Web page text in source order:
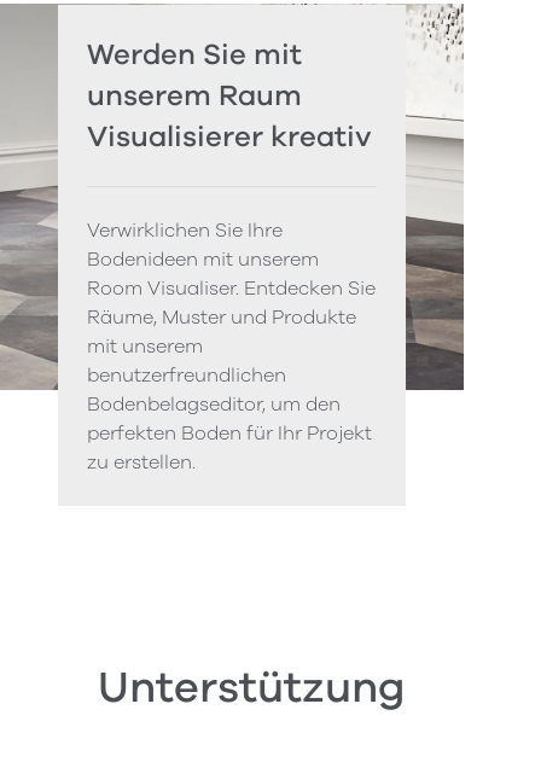
Werden Sie mit
unserem Raum
Visualisierer kreativ
Verwirklichen Sie Ihre
Bodenideen mit unserem
Room Visualiser. Entdecken Sie
Räume, Muster und Produkte
mit unserem
benutzerfreundlichen
Bodenbelagseditor, um den
perfekten Boden für Ihr Projekt
zu erstellen.
Unterstützung